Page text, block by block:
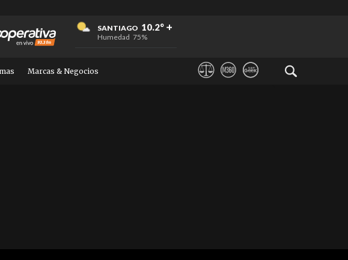
SANTIAGO 10.2°
Humedad 75%
+
+
+
Marcas & Negocios